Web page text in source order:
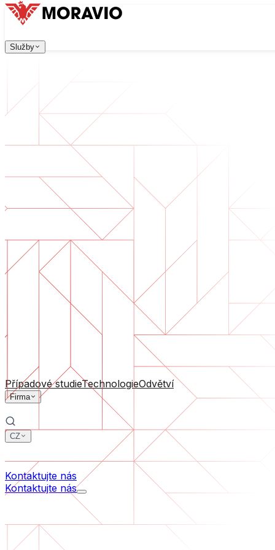
Služby
Vývoj software
Webové aplikace, které jsou škálovatelné, bezpečné a
Digitální transformace
Digitalizujte své podnikání. Připravte se na budoucnost.
Vývoj AI software
AI nástroje na míru integrované do vašich procesů.
Od nápadu po spuštěný produkt — návrh, vývoj, nasazení.
Technická due diligence
Posouzení kvality a identifikace rizik ve vašem software.
Podpora software
Průběžná údržba nebo záchrana projektu, který se
Podle velikosti firmy
Pro lídry odvětví
Všechny služby
Případové studieTechnologieOdvětví
Firma
CZ
Kontaktujte nás
Kontaktujte nás
English
Kontaktujte nás